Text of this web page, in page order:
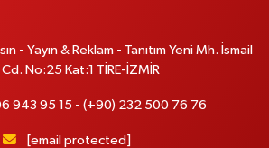
- Yayın & Reklam - Tanıtım Yeni Mh. İsmail
Cd. No:25 Kat:1 TİRE-İZMİR
943 95 15 - (+90) 232 500 76 76
[email protected]